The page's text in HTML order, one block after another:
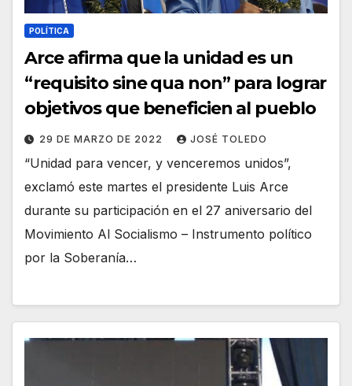
POLÍTICA
Arce afirma que la unidad es un
“requisito sine qua non” para lograr
objetivos que beneficien al pueblo
29 DE MARZO DE 2022 JOSÉ TOLEDO
“Unidad para vencer, y venceremos unidos”,
exclamó este martes el presidente Luis Arce
durante su participación en el 27 aniversario del
Movimiento Al Socialismo – Instrumento político
por la Soberanía…